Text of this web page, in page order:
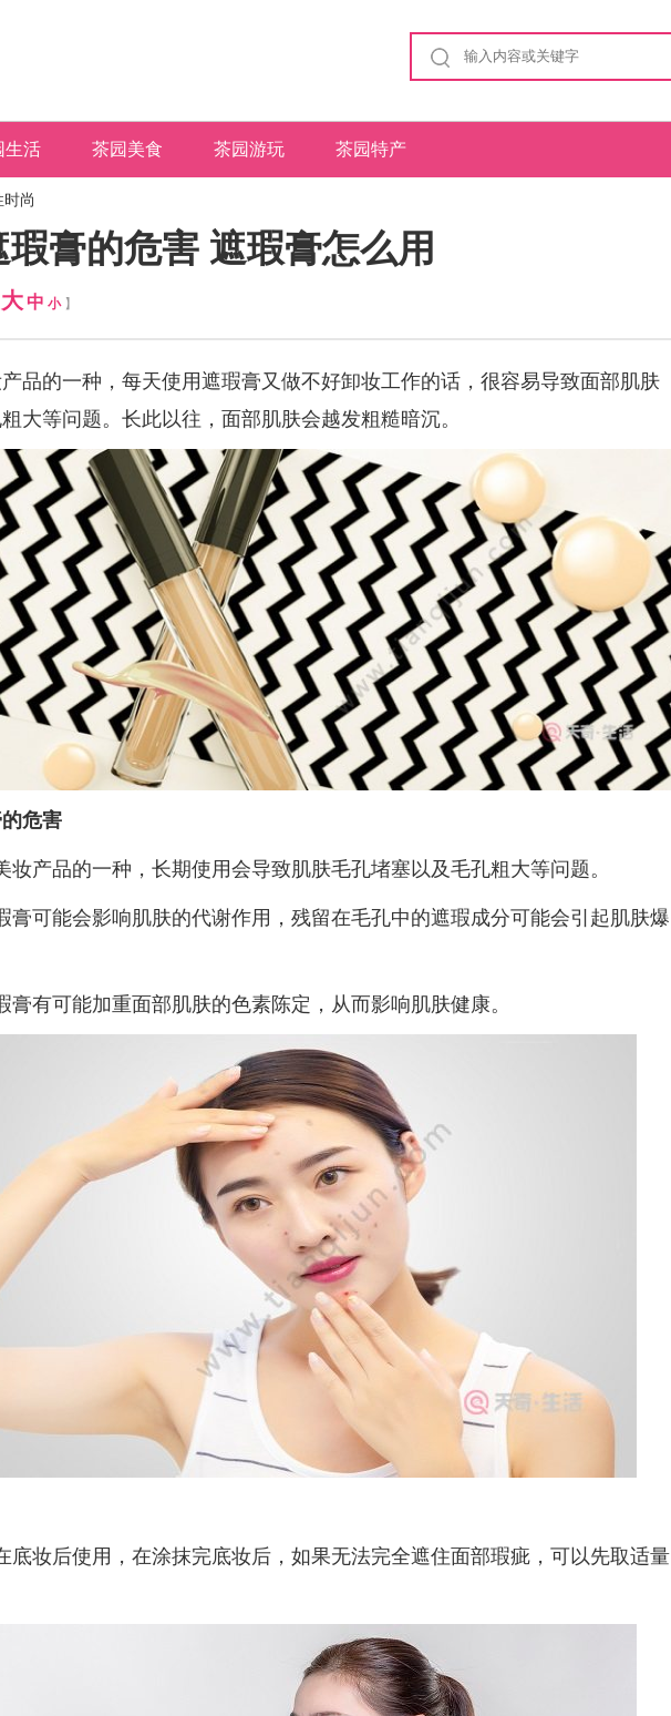
生活 茶园美食 茶园游玩 茶园特产
时尚
膏的危害 遮瑕膏怎么用
大 中 小】
的一种，每天使用遮瑕膏又做不好卸妆工作的话，很容易导致面部肌肤
大等问题。长此以往，面部肌肤会越发粗糙暗沉。
危害
产品的一种，长期使用会导致肌肤毛孔堵塞以及毛孔粗大等问题。
可能会影响肌肤的代谢作用，残留在毛孔中的遮瑕成分可能会引起肌肤爆
有可能加重面部肌肤的色素陈定，从而影响肌肤健康。
妆后使用，在涂抹完底妆后，如果无法完全遮住面部瑕疵，可以先取适量